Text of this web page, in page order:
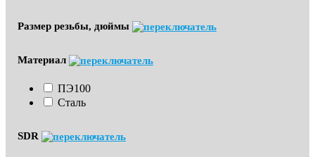
Размер резьбы, дюймы
Материал
ПЭ100
Сталь
SDR